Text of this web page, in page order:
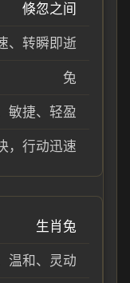
倏忽之间
、转瞬即逝
兔
敏捷、轻盈
，行动迅速
生肖兔
温和、灵动